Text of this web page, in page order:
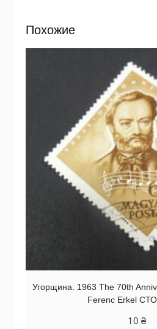
Похожие
Угорщина. 1963 The 70th
Ferenc Erkel
10 ₴